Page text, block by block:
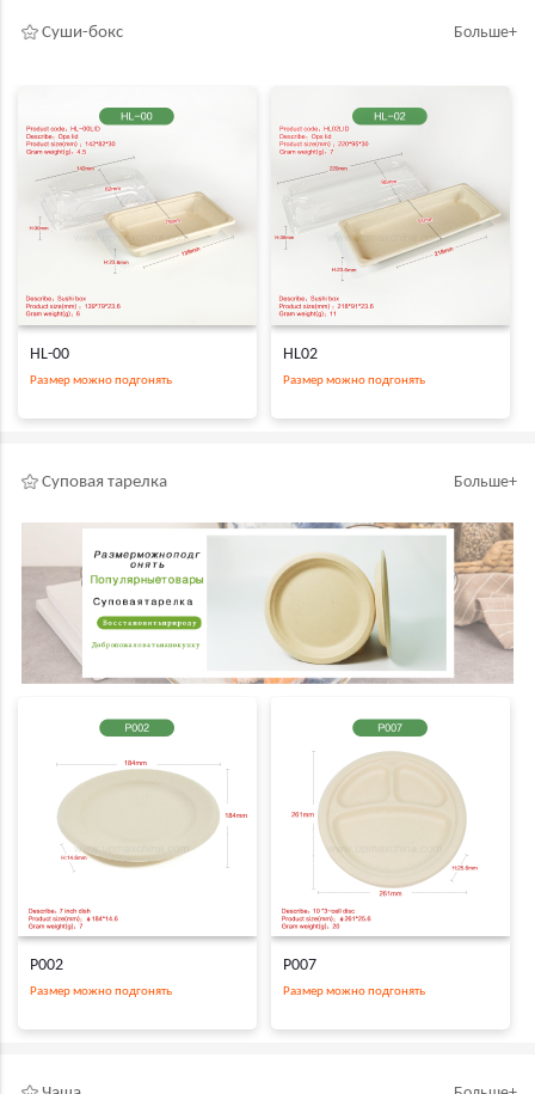
Суши-бокс Больше+
HL-00
Размер можно подгонять
HL02
Размер можно подгонять
Суповая тарелка Больше+
P002
Размер можно подгонять
P007
Размер можно подгонять